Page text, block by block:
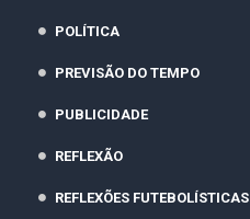
POLÍTICA
PREVISÃO DO TEMPO
PUBLICIDADE
REFLEXÃO
REFLEXÕES FUTEBOLÍSTICAS